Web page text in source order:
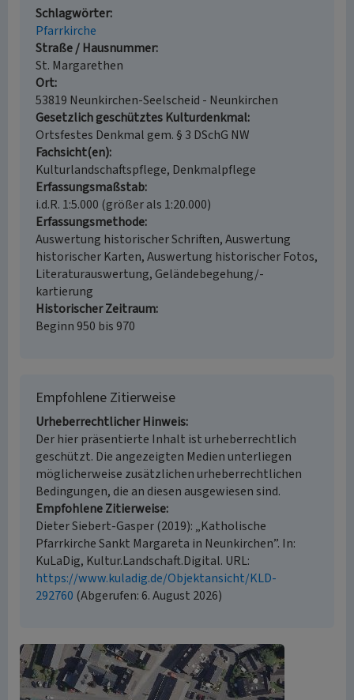
Schlagwörter
Pfarrkirche
Straße / Hausnummer
St. Margarethen
Ort
53819 Neunkirchen-Seelscheid - Neunkirchen
Gesetzlich geschütztes Kulturdenkmal
Ortsfestes Denkmal gem. § 3 DSchG NW
Fachsicht(en)
Kulturlandschaftspflege, Denkmalpflege
Erfassungsmaßstab
i.d.R. 1:5.000 (größer als 1:20.000)
Erfassungsmethode
Auswertung historischer Schriften, Auswertung
historischer Karten, Auswertung historischer Fotos,
Literaturauswertung, Geländebegehung/-
kartierung
Historischer Zeitraum
Beginn 950 bis 970
Empfohlene Zitierweise
Urheberrechtlicher Hinweis
Der hier präsentierte Inhalt ist urheberrechtlich
geschützt. Die angezeigten Medien unterliegen
möglicherweise zusätzlichen urheberrechtlichen
Bedingungen, die an diesen ausgewiesen sind.
Empfohlene Zitierweise
Dieter Siebert-Gasper (2019): „Katholische
Pfarrkirche Sankt Margareta in Neunkirchen”. In:
KuLaDig, Kultur.Landschaft.Digital. URL:
https://www.kuladig.de/Objektansicht/KLD-
292760 (Abgerufen: 6. August 2026)